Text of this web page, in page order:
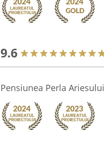
9.6
Pensiunea Perla